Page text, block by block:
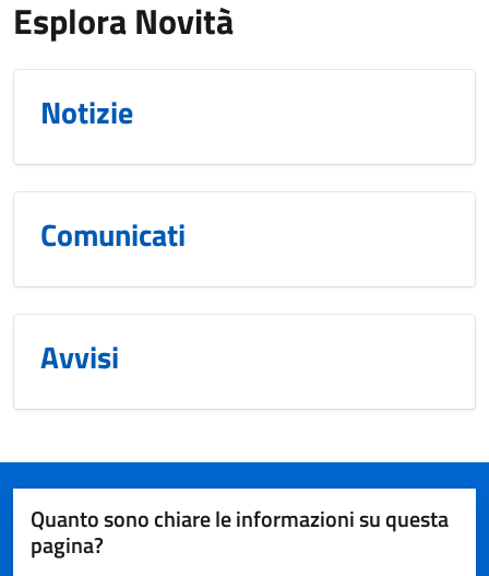
Esplora Novità
Notizie
Comunicati
Avvisi
Quanto sono chiare le informazioni su questa
pagina?